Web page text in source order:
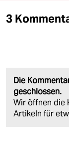
3
Die
geschlossen.
Wir öffnen die
Artikeln für